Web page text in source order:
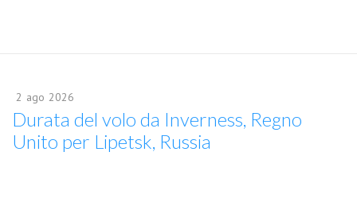
2 ago 2026
Durata del volo da Inverness, Regno
Unito per Lipetsk, Russia